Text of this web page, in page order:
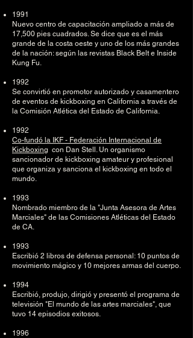
1991
Nuevo centro de capacitación ampliado a más de
17,500 pies cuadrados. Se dice que es el más
grande de la costa oeste y uno de los más grandes
de la nación: según las revistas Black Belt e Inside
Kung Fu.
1992
Se convirtió en promotor autorizado y casamentero
de eventos de kickboxing en California a través de
la Comisión Atlética del Estado de California.
1992
Co-fundó la IKF - Federación Internacional de
Kickboxing con Dan Stell. Un organismo
sancionador de kickboxing amateur y profesional
que organiza y sanciona el kickboxing en todo el
mundo.
1993
Nombrado miembro de la "Junta Asesora de Artes
Marciales" de las Comisiones Atléticas del Estado
de CA.
1993
Escribió 2 libros de defensa personal: 10 puntos de
movimiento mágico y 10 mejores armas del cuerpo.
1994
Escribió, produjo, dirigió y presentó el programa de
televisión "El mundo de las artes marciales", que
tuvo 14 episodios exitosos.
1996